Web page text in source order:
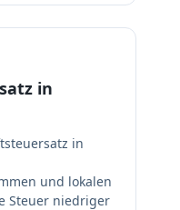
in
in
und lokalen
Steuer niedriger